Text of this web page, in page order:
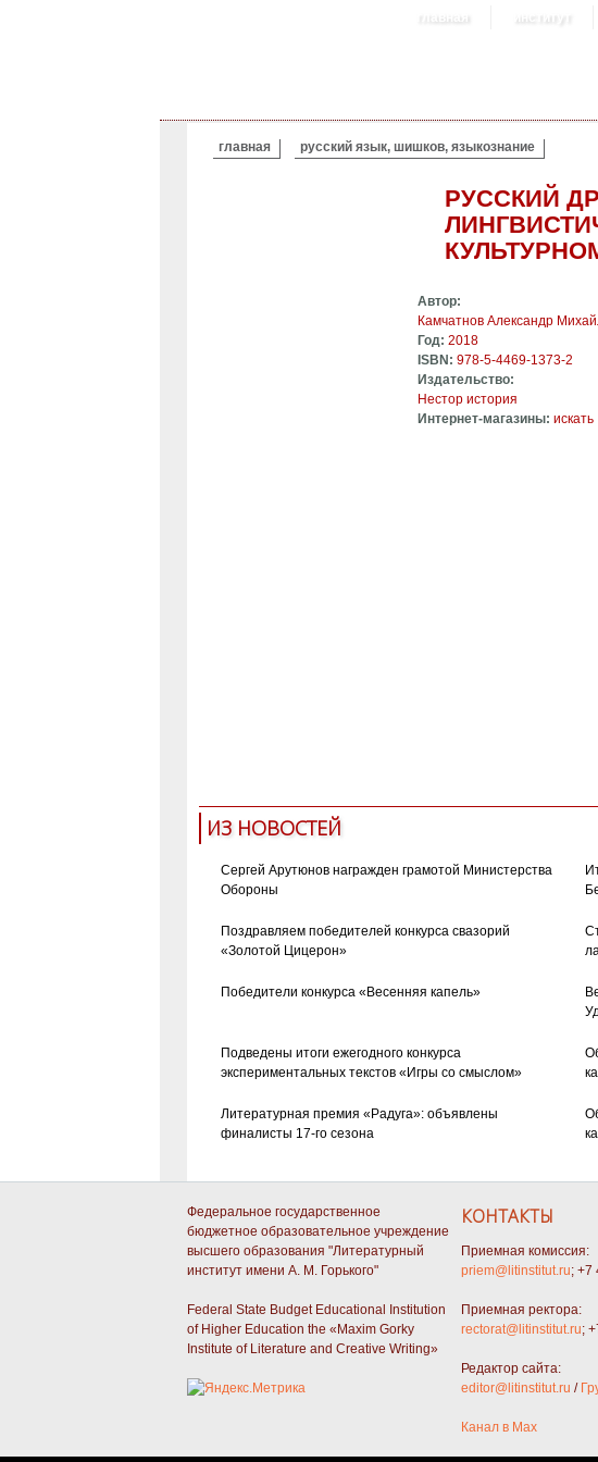
главная институт
ВЫ ЗДЕСЬ
главная русский язык, шишков, языкознание
РУССКИЙ
Автор:
Камчатнов Александр
Год:2018
ISBN:978-5-4469-1373-2
Издательство:
Нестор история
Интернет-магазины:искать
ИЗ НОВОСТЕЙ
Сергей Арутюнов награжден грамотой Министерства
Обороны
Поздравляем победителей конкурса свазорий
«Золотой Цицерон»
Победители конкурса «Весенняя капель»
Подведены итоги ежегодного конкурса
экспериментальных текстов «Игры со смыслом»
Литературная премия «Радуга»: объявлены
финалисты 17-го сезона
Федеральное государственное
бюджетное образовательное учреждение
высшего образования "Литературный
институт имени А. М. Горького"
Federal State Budget Educational Institution
of Higher Education the «Maxim Gorky
Institute of Literature and Creative Writing»
КОНТАКТЫ
Приемная комиссия:
priem@litinstitut.ru; +7
Приемная ректора:
rectorat@litinstitut.ru;
Редактор сайта:
editor@litinstitut.ru /
Канал в Max